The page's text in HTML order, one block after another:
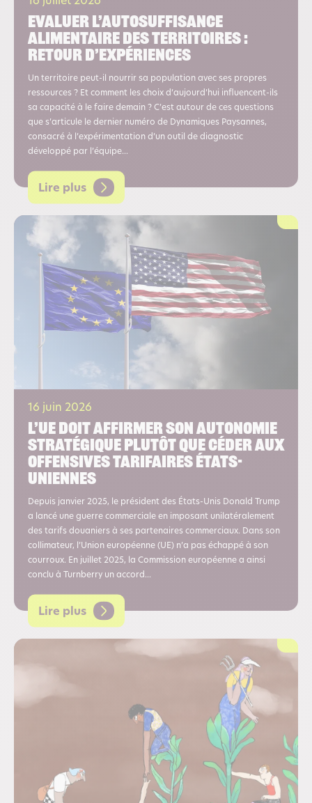
Evaluer l’autosuffisance
alimentaire des territoires :
retour d’expériences
Un territoire peut-il nourrir sa population avec ses propres
ressources ? Et comment les choix d’aujourd’hui influencent-ils
sa capacité à le faire demain ? C’est autour de ces questions
que s’articule le dernier numéro de Dynamiques Paysannes,
consacré à l’expérimentation d’un outil de diagnostic
développé par l’équipe...
Lire plus
16 juin 2026
L’UE doit affirmer son autonomie
stratégique plutôt que céder aux
offensives tarifaires états-
uniennes
Depuis janvier 2025, le président des États-Unis Donald Trump
a lancé une guerre commerciale en imposant unilatéralement
des tarifs douaniers à ses partenaires commerciaux. Dans son
collimateur, l’Union européenne (UE) n’a pas échappé à son
courroux. En juillet 2025, la Commission européenne a ainsi
conclu à Turnberry un accord...
Lire plus